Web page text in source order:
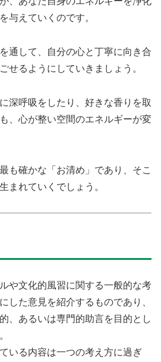
与えていくのです。
通して、自分の心と丁寧に向き合
せるようにしていきましょう。
深呼吸をしたり、好きな香りを取
、心が整い空間のエネルギーが変
も確かな「お清め」であり、そこ
まれていくでしょう。
や文化的風習に関する一般的な考
した意見を紹介するものであり、
、あるいは専門的助言を目的とし
いる内容は一つの考え方に過ぎ